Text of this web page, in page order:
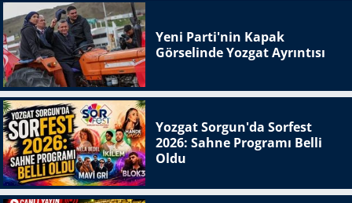
Yeni Parti'nin Kapak
Görselinde Yozgat Ayrıntısı
Yozgat Sorgun'da Sorfest
2026: Sahne Programı Belli
Oldu